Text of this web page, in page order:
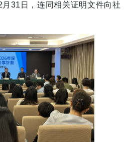
31日，连同相关证明文件向社